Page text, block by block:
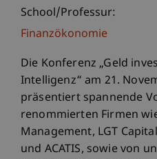
School/Professur:
Finanzökonomie
Die Konferenz „Geld
Intelligenz“ am 21.
präsentiert spannende
renommierten Firmen
Management, LGT
und ACATIS, sowie von